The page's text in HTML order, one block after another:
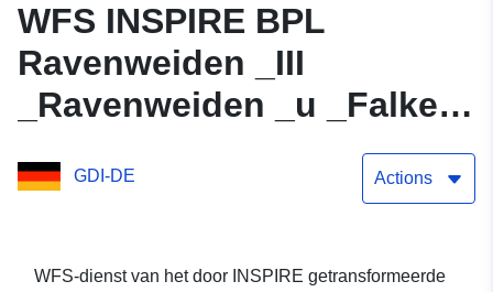
WFS INSPIRE BPL
Ravenweiden _III
_Ravenweiden _u _Falken
GDI-DE Actions
WFS-dienst van het door INSPIRE getransformeerde